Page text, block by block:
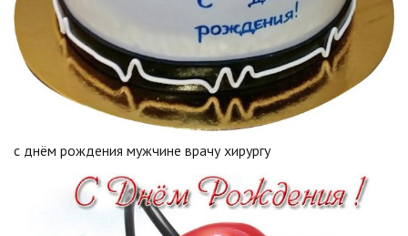
с днём рождения мужчине врачу хирургу